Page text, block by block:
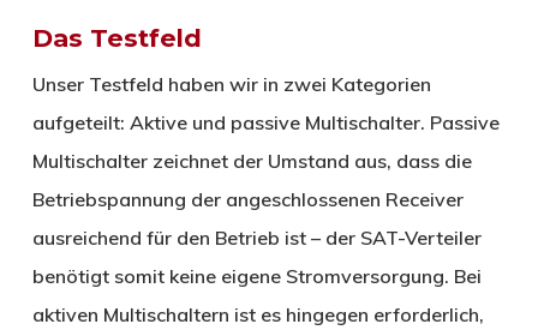
Das Testfeld
Unser Testfeld haben wir in zwei Kategorien
aufgeteilt: Aktive und passive Multischalter. Passive
Multischalter zeichnet der Umstand aus, dass die
Betriebspannung der angeschlossenen Receiver
ausreichend für den Betrieb ist – der SAT-Verteiler
benötigt somit keine eigene Stromversorgung. Bei
aktiven Multischaltern ist es hingegen erforderlich,